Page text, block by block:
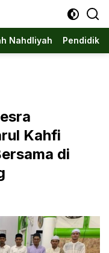
Nahdliyah
Kahfi
di